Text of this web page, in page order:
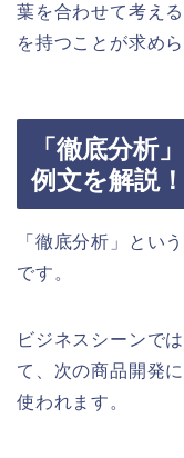
葉を合わせて考え
を持つことが求め
「徹底分析
例文を解説！
「徹底分析」とい
です。
ビジネスシーンで
て、次の商品開発
使われます。